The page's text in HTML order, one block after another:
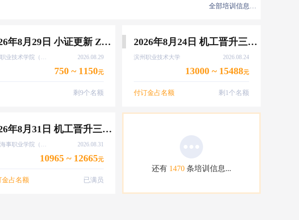
全部培训信息…
2026年8月29日 小证更新 Z01Z02Z04
大连职业技术学院（甘井子区大连北站） 2026.08.29
750 ~ 1150元
剩9个名额
2026年8月24日 机工晋升三管轮培训 送定制礼品 送资历维护
滨州职业技术大学 2026.08.24
13000 ~ 15488元
付订金占名额 剩1个名额
2026年8月31日 机工晋升三管轮培训 送资历维护
山东海事职业学院（潍坊市） 2026.08.31
10965 ~ 12665元
金占名额 已满员
还有 1470 条培训信息...